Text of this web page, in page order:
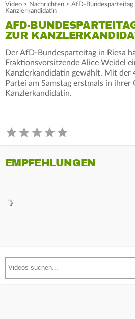
Video > Nachrichten > AfD-
Kanzlerkandidatin
AFD-
ZUR
Der AfD-Bundesparteitag in Riesa
Fraktionsvorsitzende Alice Weidel
Kanzlerkandidatin gewählt. Mit der
Partei am Samstag erstmals in ihrer
Kanzlerkandidatin.
EMPFEHLUNGEN